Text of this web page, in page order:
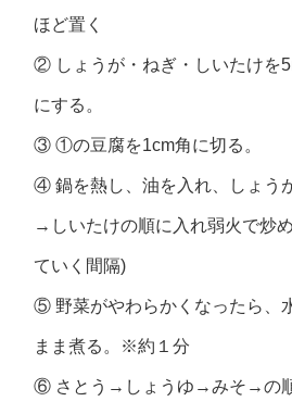
ほど置く
② しょうが・ねぎ・しいたけを
にする。
③ ①の豆腐を1cm角に切る。
④ 鍋を熱し、油を入れ、しょ
→しいたけの順に入れ弱火で炒
ていく間隔)
⑤ 野菜がやわらかくなったら、
まま煮る。※約１分
⑥ さとう→しょうゆ→みそ→の順